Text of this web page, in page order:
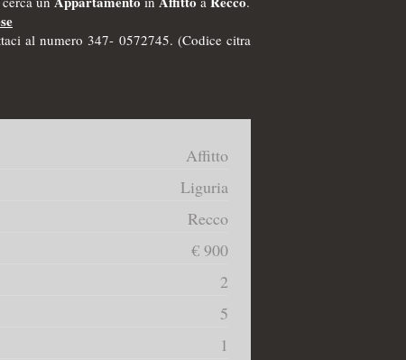
al numero 347- 0572745. (Codice citra
Affitto
Liguria
Recco
€ 900
2
5
1